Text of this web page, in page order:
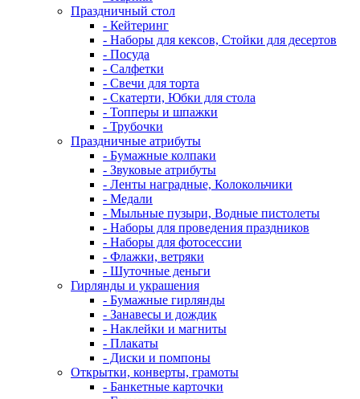
Праздничный стол
- Кейтеринг
- Наборы для кексов, Стойки для десертов
- Посуда
- Салфетки
- Свечи для торта
- Скатерти, Юбки для стола
- Топперы и шпажки
- Трубочки
Праздничные атрибуты
- Бумажные колпаки
- Звуковые атрибуты
- Ленты наградные, Колокольчики
- Медали
- Мыльные пузыри, Водные пистолеты
- Наборы для проведения праздников
- Наборы для фотосессии
- Флажки, ветряки
- Шуточные деньги
Гирлянды и украшения
- Бумажные гирлянды
- Занавесы и дождик
- Наклейки и магниты
- Плакаты
- Диски и помпоны
Открытки, конверты, грамоты
- Банкетные карточки